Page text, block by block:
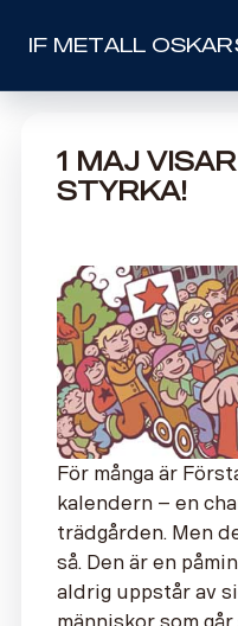
IF METALL
1 Maj
styrka!
För många är
kalendern – en
trädgården. Men
så. Den är en
aldrig uppstår av